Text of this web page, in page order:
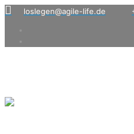
loslegen@agile-life.de